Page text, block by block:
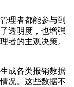
理者都能参与到
透明度，也增强
者的主观决策。
成各类报销数据
况。这些数据不